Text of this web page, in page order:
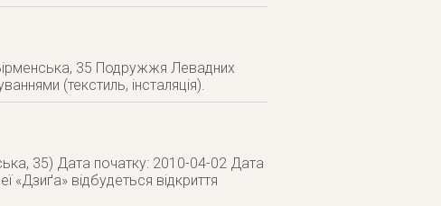
35 Подружжя Левадних
(текстиль, інсталяція).
35) Дата початку: 2010-04-02 Дата
«Дзиґа» відбудеться відкриття